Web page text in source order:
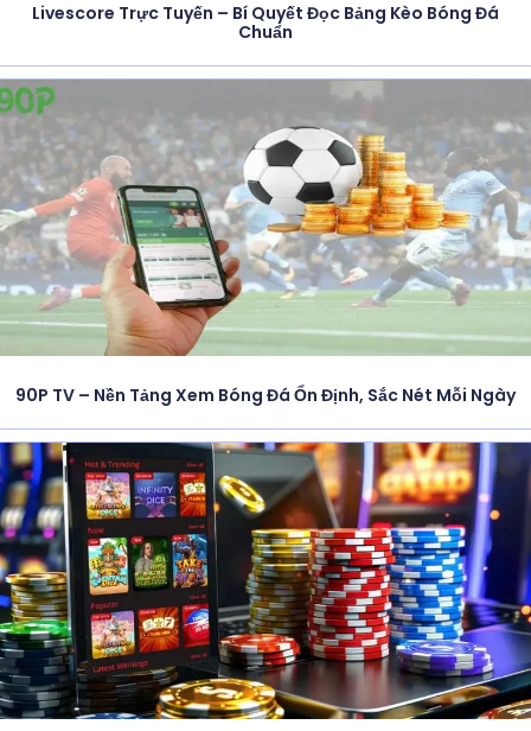
Livescore Trực Tuyến – Bí Quyết Đọc Bảng Kèo Bóng Đá
Chuẩn
90P TV – Nền Tảng Xem Bóng Đá Ổn Định, Sắc Nét Mỗi Ngày